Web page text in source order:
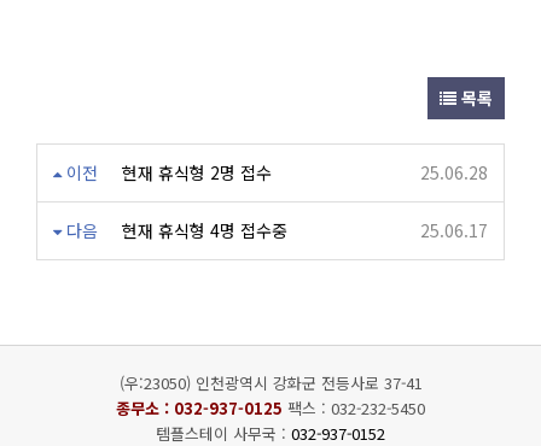
목록
이전 현재 휴식형 2명 접수 25.06.28
다음 현재 휴식형 4명 접수중 25.06.17
(우:23050) 인천광역시 강화군 전등사로 37-41
종무소 : 032-937-0125 팩스 : 032-232-5450
템플스테이 사무국 : 032-937-0152